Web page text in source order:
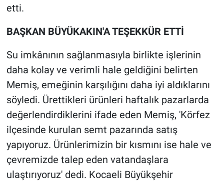
etti.
BAŞKAN BÜYÜKAKIN'A TEŞEKKÜR ETTİ
Su imkânının sağlanmasıyla birlikte işlerinin
daha kolay ve verimli hale geldiğini belirten
Memiş, emeğinin karşılığını daha iyi aldıklarını
söyledi. Ürettikleri ürünleri haftalık pazarlarda
değerlendirdiklerini ifade eden Memiş, 'Körfez
ilçesinde kurulan semt pazarında satış
yapıyoruz. Ürünlerimizin bir kısmını ise hale ve
çevremizde talep eden vatandaşlara
ulaştırıyoruz' dedi. Kocaeli Büyükşehir